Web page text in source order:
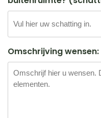
Omschrijving wensen: